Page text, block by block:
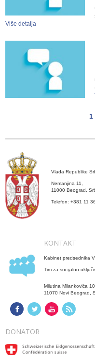
Više detalja
1
Vlada Republike
Nemanjina 11,
11000 Beograd,
Telefon: +381 11
KONTAKT
Kabinet predsednika
Tim za socijalno
Milutina Milankovića
11070 Novi Beograd,
DONATOR